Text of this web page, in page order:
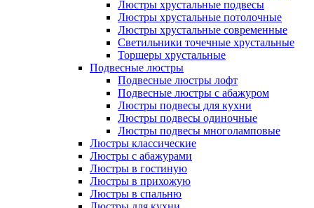
Люстры хрустальные подвесы
Люстры хрустальные потолочные
Люстры хрустальные современные
Светильники точечные хрустальные
Торшеры хрустальные
Подвесные люстры
Подвесные люстры лофт
Подвесные люстры с абажуром
Люстры подвесы для кухни
Люстры подвесы одиночные
Люстры подвесы многоламповые
Люстры классические
Люстры с абажурами
Люстры в гостиную
Люстры в прихожую
Люстры в спальню